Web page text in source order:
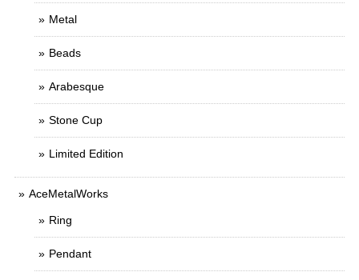
Metal
Beads
Arabesque
Stone Cup
Limited Edition
AceMetalWorks
Ring
Pendant